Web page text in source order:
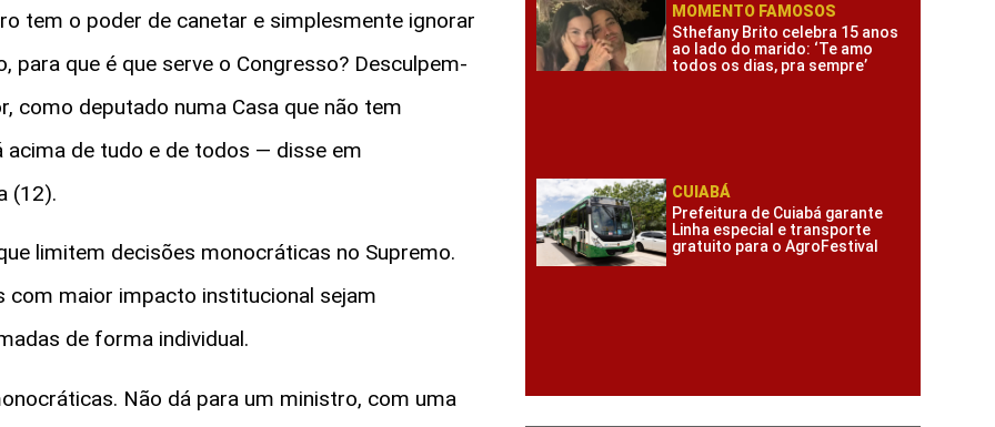
tem o poder de canetar e simplesmente ignorar
para que é que serve o Congresso? Desculpem-
como deputado numa Casa que não tem
acima de tudo e de todos — disse em
(12).
limitem decisões monocráticas no Supremo.
com maior impacto institucional sejam
de forma individual.
Não dá para um ministro, com uma
MOMENTO FAMOSOS
Sthefany Brito celebra 15 anos
ao lado do marido: ‘Te amo
todos os dias, pra sempre’
CUIABÁ
Prefeitura de Cuiabá garante
Linha especial e transporte
gratuito para o AgroFestival